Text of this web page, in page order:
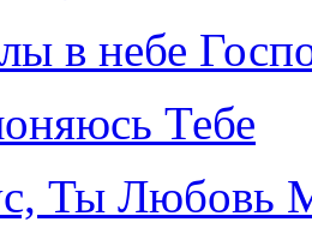
в небе
Тебе
Ты Любовь